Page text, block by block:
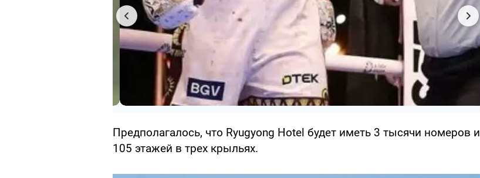
Предполагалось, что Ryugyong Hotel будет иметь 3 тысячи номеров и
105 этажей в трех крыльях.